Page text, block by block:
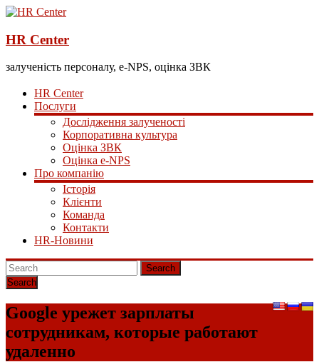
HR Center
залученість персоналу, e-NPS, оцінка ЗВК
HR Center
Послуги
Дослідження залученості
Корпоративна культура
Оцінка ЗВК
Оцінка e-NPS
Про компанію
Історія
Клієнти
Команда
Контакти
HR-Новини
Search
Google урежет зарплаты
сотрудникам, которые работают
удаленно